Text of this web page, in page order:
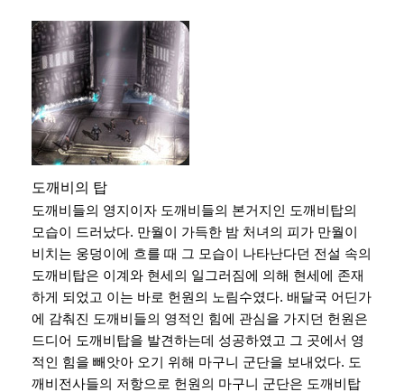
도깨비의 탑
도깨비들의 영지이자 도깨비들의 본거지인 도깨비탑의
모습이 드러났다. 만월이 가득한 밤 처녀의 피가 만월이
비치는 웅덩이에 흐를 때 그 모습이 나타난다던 전설 속의
도깨비탑은 이계와 현세의 일그러짐에 의해 현세에 존재
하게 되었고 이는 바로 헌원의 노림수였다. 배달국 어딘가
에 감춰진 도깨비들의 영적인 힘에 관심을 가지던 헌원은
드디어 도깨비탑을 발견하는데 성공하였고 그 곳에서 영
적인 힘을 빼앗아 오기 위해 마구니 군단을 보내었다. 도
깨비전사들의 저항으로 헌원의 마구니 군단은 도깨비탑